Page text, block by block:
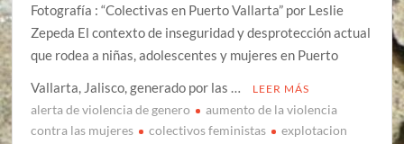
Fotografía : “Colectivas en Puerto Vallarta” por Leslie
Zepeda El contexto de inseguridad y desprotección actual
que rodea a niñas, adolescentes y mujeres en Puerto
Vallarta, Jalisco, generado por las …
LEER MÁS
alerta de violencia de genero
aumento de la violencia
contra las mujeres
colectivos feministas
explotacion